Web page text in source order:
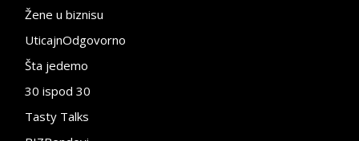
Žene u biznisu
UticajnOdgovorno
Šta jedemo
30 ispod 30
Tasty Talks